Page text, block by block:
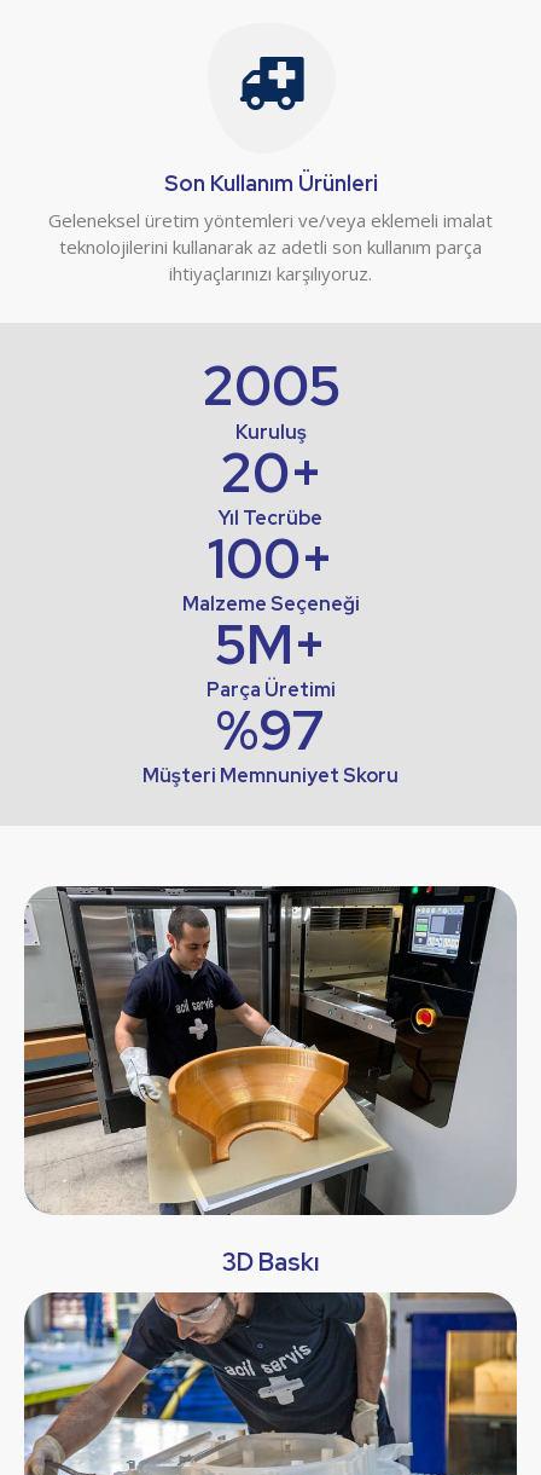
Son Kullanım Ürünleri
Geleneksel üretim yöntemleri ve/veya eklemeli imalat
teknolojilerini kullanarak az adetli son kullanım parça
ihtiyaçlarınızı karşılıyoruz.
2005
Kuruluş
20+
Yıl Tecrübe
100+
Malzeme Seçeneği
5M+
Parça Üretimi
%97
Müşteri Memnuniyet Skoru
3D Baskı